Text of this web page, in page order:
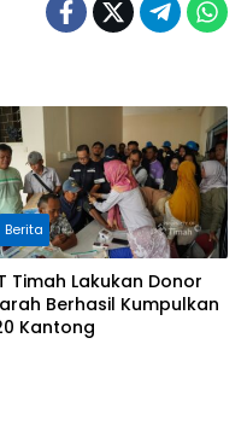
Berita
Timah Lakukan Donor
Berhasil Kumpulkan
Kantong